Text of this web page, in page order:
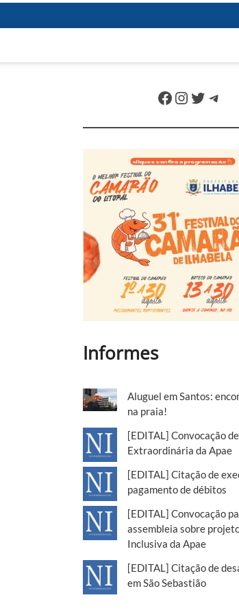
Facebook
Instagram
Twitter
Informes
Aluguel em Santos:
na praia!
[EDITAL] Convocação
Extraordinária da Apae
[EDITAL] Citação de
pagamento de débitos
[EDITAL] Convocação
assembleia sobre
Inclusiva da Apae
[EDITAL] Citação de
em São Sebastião